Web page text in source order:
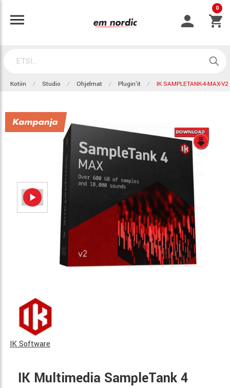
0
Kotiin Studio Ohjelmat Plugin'it IK SAMPLETANK-4-MAX-V2
IK Software
IK Multimedia SampleTank 4